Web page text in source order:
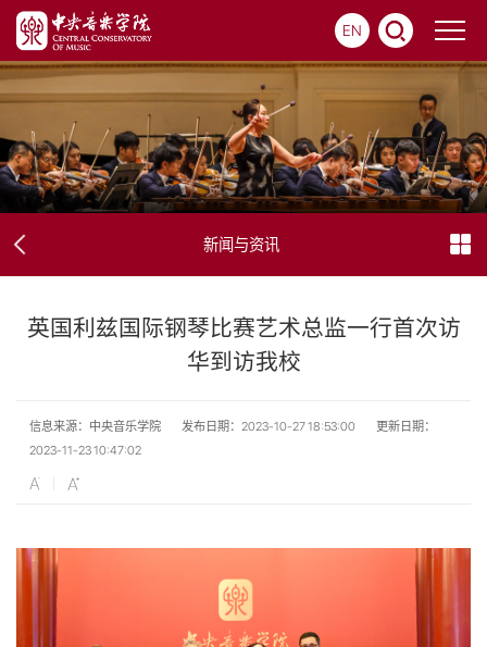
EN
新闻与资讯
英国利兹国际钢琴比赛艺术总监一行首次访
华到访我校
信息来源：中央音乐学院 发布日期：2023-10-27 18:53:00
更新日期：
2023-11-23 10:47:02